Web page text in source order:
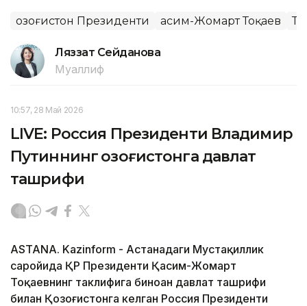
Қозоғистон Президенти Қасим-Жомарт Тоқаев
Ляззат Сейданова
Муаллиф
10:57, 28 Май 2026
LIVE: Россия Президенти Владимир
Путиннинг Қозоғистонга давлат
ташрифи
ASTANA. Kazinform - Астанадаги Мустақиллик
саройида ҚР Президенти Қасим-Жомарт
Тоқаевнинг таклифига биноан давлат ташрифи
билан Қозоғистонга келган Россия Президенти